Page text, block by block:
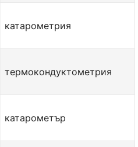
катарометрия
термокондуктометрия
катарометър